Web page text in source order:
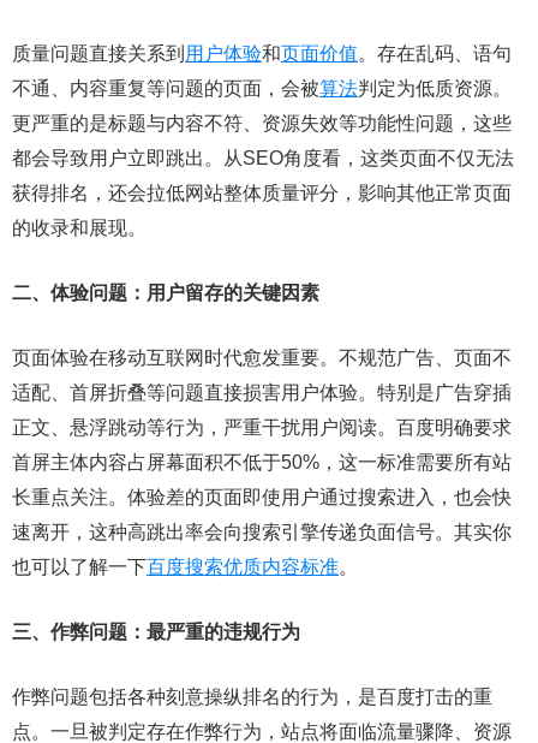
质量问题直接关系到 用户体验和页面价值。存在乱码、语句
不通、内容重复等问题的页面，会被算法判定为低质资源。
更严重的是标题与内容不符、资源失效等功能性问题，这些
都会导致用户立即跳出。从SEO角度看，这类页面不仅无法
获得排名，还会拉低网站整体质量评分，影响其他正常页面
的收录和展现。
二、体验问题：用户留存的关键因素
页面体验在移动互联网时代愈发重要。不规范广告、页面不
适配、首屏折叠等问题直接损害用户体验。特别是广告穿插
正文、悬浮跳动等行为，严重干扰用户阅读。百度明确要求
首屏主体内容占屏幕面积不低于50%，这一标准需要所有站
长重点关注。体验差的页面即使用户通过搜索进入，也会快
速离开，这种高跳出率会向搜索引擎传递负面信号。其实你
也可以了解一下百度搜索优质内容标准。
三、作弊问题：最严重的违规行为
作弊问题包括各种刻意操纵排名的行为，是百度打击的重
点。一旦被判定存在作弊行为，站点将面临流量骤降、资源